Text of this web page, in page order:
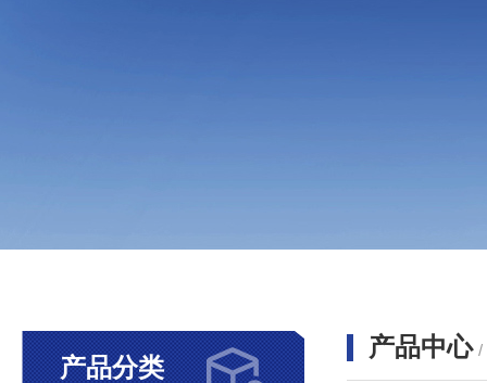
产品分类
产品中心 /